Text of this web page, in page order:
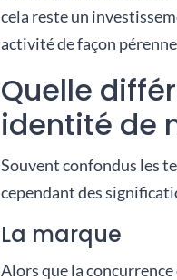
cela reste un
activité de façon
Quelle
identité de
Souvent confondus les
cependant des
La marque
Alors que la